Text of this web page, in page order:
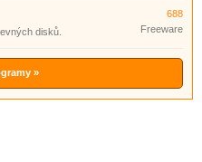
disků.
688
Freeware
»